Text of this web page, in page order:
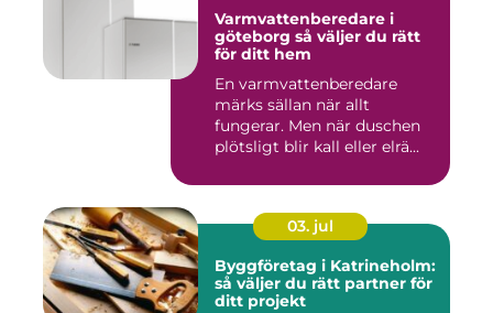
Varmvattenberedare i
göteborg så väljer du rätt
för ditt hem
En varmvattenberedare
märks sällan när allt
fungerar. Men när duschen
plötsligt blir kall eller elrä...
03. jul
Byggföretag i Katrineholm:
så väljer du rätt partner för
ditt projekt